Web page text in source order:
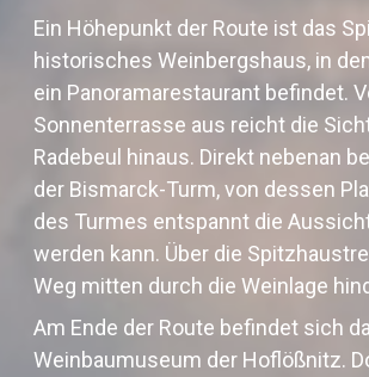
Ein Höhepunkt der Route ist das
historisches Weinbergshaus, in
ein Panoramarestaurant befindet.
Sonnenterrasse aus reicht die
Radebeul hinaus. Direkt nebenan
der Bismarck-Turm, von dessen
des Turmes entspannt die
werden kann. Über die
Weg mitten durch die Weinlage
Am Ende der Route befindet sich
Weinbaumuseum der Hoflößnitz.